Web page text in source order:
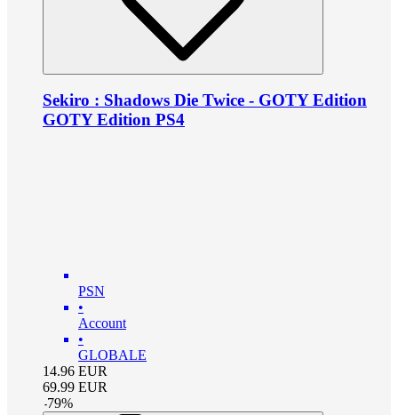
Sekiro : Shadows Die Twice - GOTY Edition
GOTY Edition PS4
PSN
•
Account
•
GLOBALE
14.96 EUR
69.99 EUR
-79%